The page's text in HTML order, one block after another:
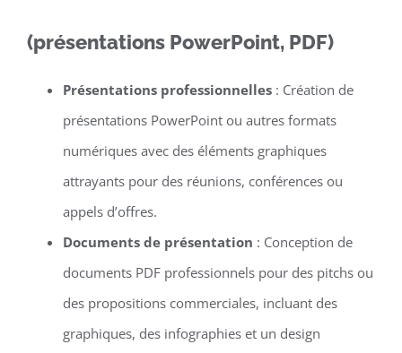
(présentations PowerPoint, PDF)
Présentations professionnelles: Création de
présentations PowerPoint ou autres formats
numériques avec des éléments graphiques
attrayants pour des réunions, conférences ou
appels d’offres.
Documents de présentation : Conception de
documents PDF professionnels pour des pitchs ou
des propositions commerciales, incluant des
graphiques, des infographies et un design